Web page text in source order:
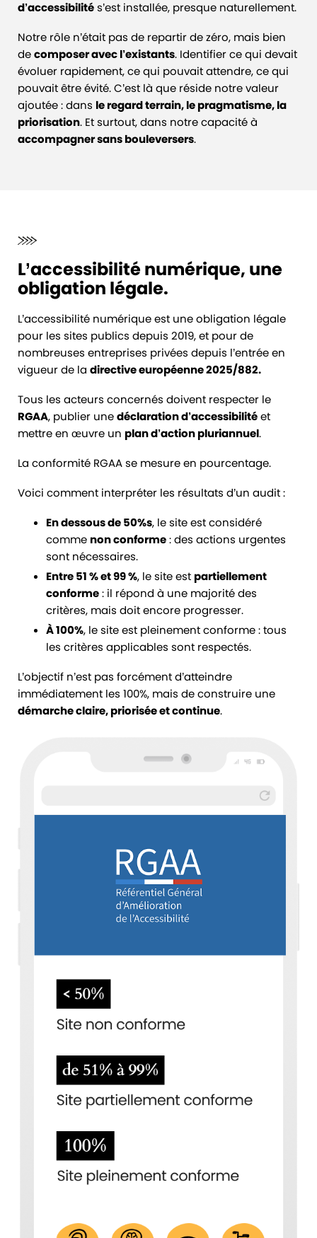
d’accessibilités’est installée, presque naturellement.
Notre rôle n’était pas de repartir de zéro, mais bien
decomposer avec l’existants. Identifier ce qui devait
évoluer rapidement, ce qui pouvait attendre, ce qui
pouvait être évité. C’est là que réside notre valeur
ajoutée : dans le regard terrain, le pragmatisme, la
priorisation. Et surtout, dans notre capacité à
accompagner sans bouleversers.
L’accessibilité numérique, une
obligation légale.
L’accessibilité numérique est une obligation légale
pour les sites publics depuis 2019, et pour de
nombreuses entreprises privées depuis l’entrée en
vigueur de la directive européenne 2025/882.
Tous les acteurs concernés doivent respecter le
RGAA, publier unedéclaration d’accessibilitéet
mettre en œuvre un plan d’action pluriannuel.
La conformité RGAA se mesure en pourcentage.
Voici comment interpréter les résultats d’un audit :
En dessous de 50%s, le site est considéré
comme non conforme: des actions urgentes
sont nécessaires.
Entre 51 % et 99 %, le site est partiellement
conforme: il répond à une majorité des
critères, mais doit encore progresser.
À 100%, le site est pleinement conforme : tous
les critères applicables sont respectés.
L’objectif n’est pas forcément d’atteindre
immédiatement les 100%, mais de construire une
démarche claire, priorisée et continue.